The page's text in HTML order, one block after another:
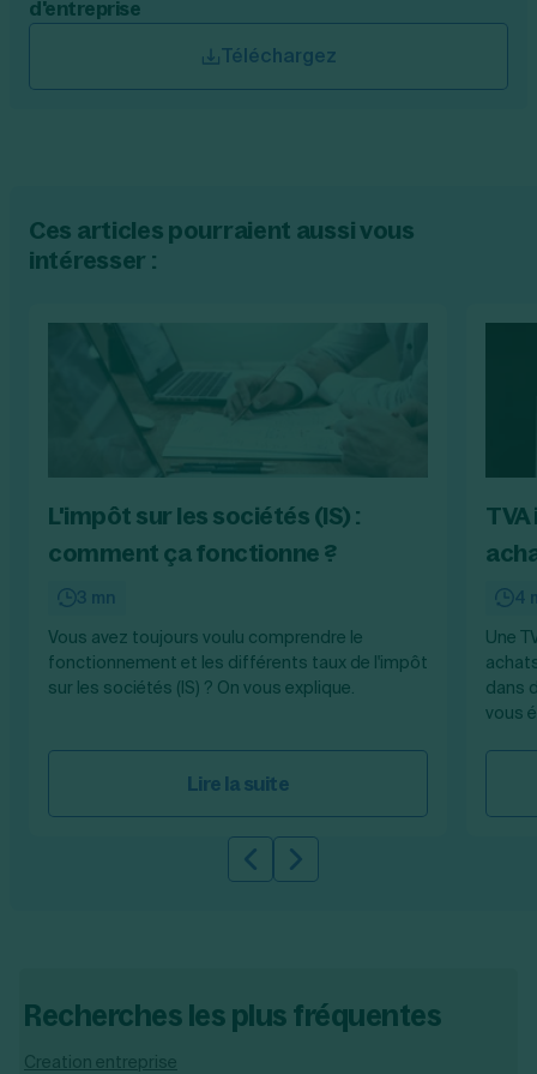
d'entreprise
Téléchargez
Ces articles pourraient aussi vous
intéresser :
L'impôt sur les sociétés (IS) :
comment ça fonctionne ?
3 mn
Vous avez toujours voulu comprendre le
fonctionnement et les différents taux de l'impôt
sur les sociétés (IS) ? On vous explique.
Lire la suite
4
Une
dans
vous
Slide précédente
Slide suivante
Recherches les plus fréquentes
Creation entreprise